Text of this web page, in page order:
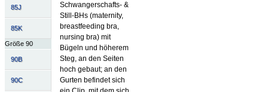
85J
85K
Größe 90
90B
90C
Schwangerschafts- &
Still-BHs (maternity,
breastfeeding bra,
nursing bra) mit
Bügeln und höherem
Steg, an den Seiten
hoch gebaut; an den
Gurten befindet sich